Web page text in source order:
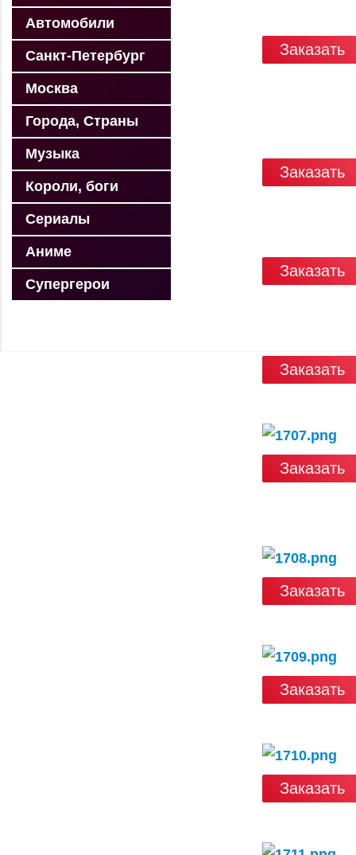
Автомобили
Санкт-Петербург
Москва
Города, Страны
Музыка
Короли, боги
Сериалы
Аниме
Супергерои
Заказать
Заказать
Заказать
Заказать
Заказать
Заказать
Заказать
Заказать